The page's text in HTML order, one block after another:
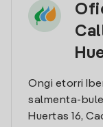
Ongi etorri
salmenta-
Huertas 16,